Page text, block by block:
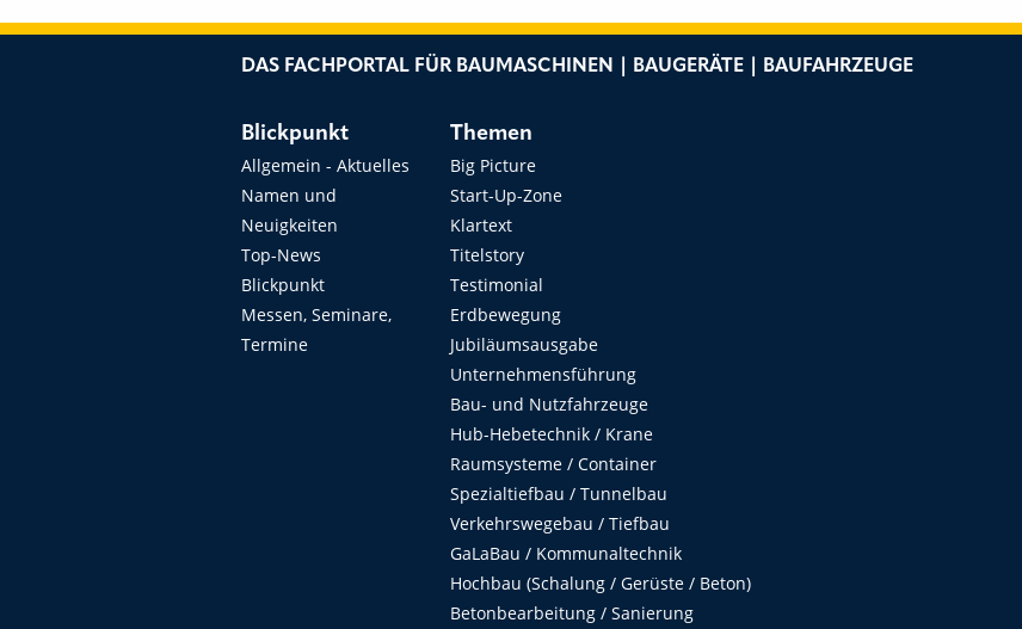
DAS FACHPORTAL FÜR BAUMASCHINEN | BAUGERÄTE | BAUFAHRZEUGE
Blickpunkt
Allgemein - Aktuelles
Namen und
Neuigkeiten
Top-News
Blickpunkt
Messen, Seminare,
Termine
Themen
Big Picture
Start-Up-Zone
Klartext
Titelstory
Testimonial
Erdbewegung
Jubiläumsausgabe
Unternehmensführung
Bau- und Nutzfahrzeuge
Hub-Hebetechnik / Krane
Raumsysteme / Container
Spezialtiefbau / Tunnelbau
Verkehrswegebau / Tiefbau
GaLaBau / Kommunaltechnik
Hochbau (Schalung / Gerüste / Beton)
Betonbearbeitung / Sanierung